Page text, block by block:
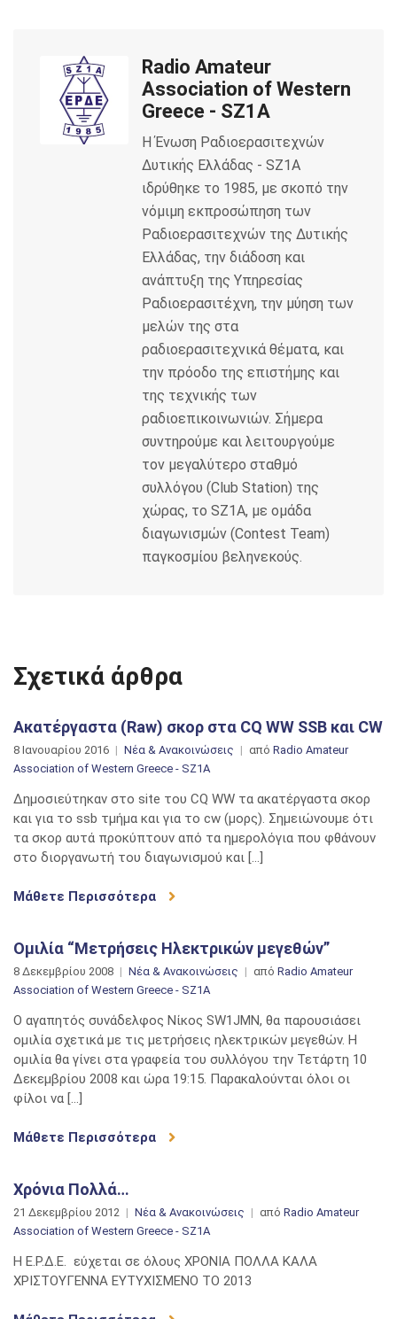
b
o
t
e
l
Radio Amateur
Association of Western
Greece - SZ1A
Η Ένωση Ραδιοερασιτεχνών
Δυτικής Ελλάδας - SZ1A
ιδρύθηκε το 1985, με σκοπό την
νόμιμη εκπροσώπηση των
Ραδιοερασιτεχνών της Δυτικής
Ελλάδας, την διάδοση και
ανάπτυξη της Υπηρεσίας
Ραδιοερασιτέχνη, την μύηση των
μελών της στα
ραδιοερασιτεχνικά θέματα, και
την πρόοδο της επιστήμης και
της τεχνικής των
ραδιοεπικοινωνιών. Σήμερα
συντηρούμε και λειτουργούμε
τον μεγαλύτερο σταθμό
συλλόγου (Club Station) της
χώρας, το SZ1A, με ομάδα
διαγωνισμών (Contest Team)
παγκοσμίου βεληνεκούς.
Σχετικά άρθρα
Ακατέργαστα (Raw) σκορ στα CQ WW SSB και CW
8 Ιανουαρίου 2016 Νέα & Ανακοινώσεις από Radio Amateur
Association of Western Greece - SZ1A
Δημοσιεύτηκαν στο site του CQ WW τα ακατέργαστα σκορ
και για το ssb τμήμα και για το cw (μορς). Σημειώνουμε ότι
τα σκορ αυτά προκύπτουν από τα ημερολόγια που φθάνουν
στο διοργανωτή του διαγωνισμού και […]
Μάθετε Περισσότερα
Ομιλία “Μετρήσεις Ηλεκτρικών μεγεθών”
8 Δεκεμβρίου 2008 Νέα & Ανακοινώσεις από Radio Amateur
Association of Western Greece - SZ1A
Ο αγαπητός συνάδελφος Νίκος SW1JMN, θα παρουσιάσει
ομιλία σχετικά με τις μετρήσεις ηλεκτρικών μεγεθών. Η
ομιλία θα γίνει στα γραφεία του συλλόγου την Τετάρτη 10
Δεκεμβρίου 2008 και ώρα 19:15. Παρακαλούνται όλοι οι
φίλοι να […]
Μάθετε Περισσότερα
Χρόνια Πολλά…
21 Δεκεμβρίου 2012 Νέα & Ανακοινώσεις από Radio Amateur
Association of Western Greece - SZ1A
Η Ε.Ρ.Δ.Ε. εύχεται σε όλους ΧΡΟΝΙΑ ΠΟΛΛΑ ΚΑΛΑ
ΧΡΙΣΤΟΥΓΕΝΝΑ ΕΥΤΥΧΙΣΜΕΝΟ ΤΟ 2013